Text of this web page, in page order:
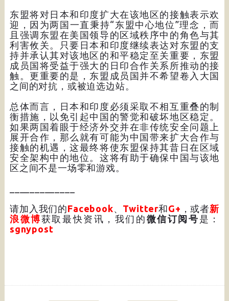
东盟将对日本和印度扩大在该地区的接触表示欢
迎，因为两国一直秉持“东盟中心地位”理念，而
且强调东盟在美国领导的区域秩序中的角色与其
利害攸关。只要日本和印度继续表达对东盟的支
持并承认其对该地区的和平稳定至关重要，东盟
成员国将受益于强大的日印合作关系所推动的接
触。更重要的是，东盟成员国并不希望卷入大国
之间的对抗，或被迫选边站。
总体而言，日本和印度必须采取不相互重叠的制
衡措施，以免引起中国的警觉和破坏地区稳定。
如果两国着眼于经济外交并在非传统安全问题上
展开合作，那么就有可能为中国带来扩大合作与
接触的机遇，这最终将使东盟保持其昔日在区域
安全架构中的地位。这将有助于确保中国与该地
区之间不是一场零和游戏。
请加入我们的Facebook、 Twitter和G+ ，或者新
浪微博获取最快资讯，我们的 微信订阅号 是：
sgnypost